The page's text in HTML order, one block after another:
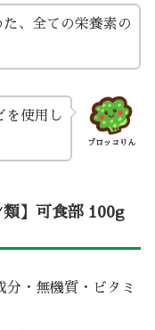
、全ての栄養素の
ブロッコりん
を使用し
類】可食部 100g
分・無機質・ビタミ